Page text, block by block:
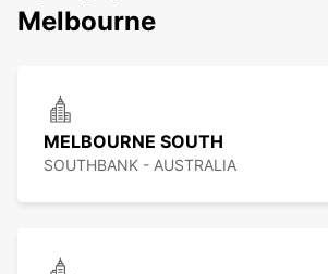
Melbourne
MELBOURNE SOUTH
SOUTHBANK - AUSTRALIA